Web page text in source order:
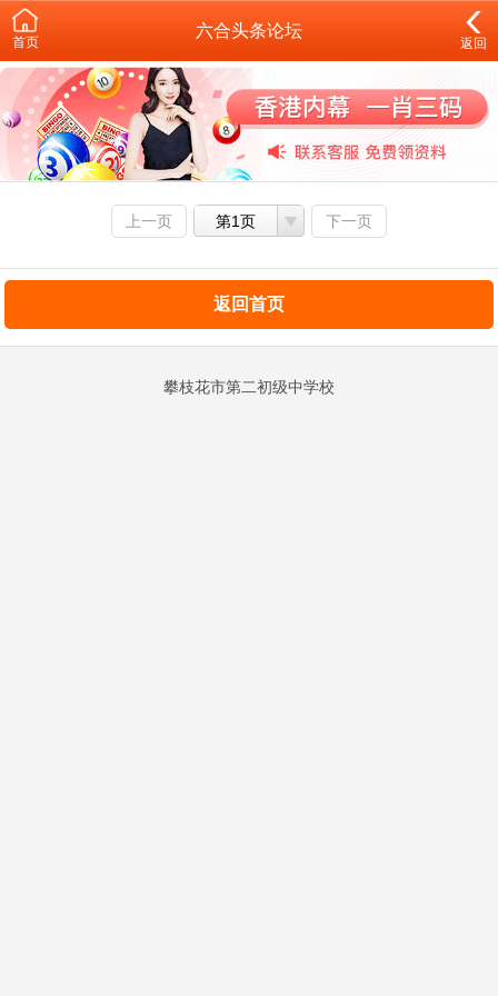
首页
六合头条论坛
返回
上一页 第1页 下一页
返回首页
攀枝花市第二初级中学校